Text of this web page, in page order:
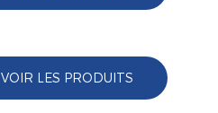
VOIR LES PRODUITS